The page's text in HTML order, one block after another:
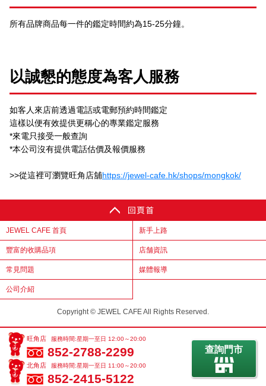
所有品牌商品每一件的鑑定時間約為15-25分鐘。
以誠懇的態度為客人服務
如客人來店前透過電話或電郵預約時間鑑定
這樣以便有效提供更稱心的專業鑑定服務
*來電只接受一般查詢
*本公司沒有提供電話估價及報價服務
>>從這裡可瀏覽旺角店舖https://jewel-cafe.hk/shops/mongkok/
JEWEL CAFE 首頁 新手上路
豐富的收購品項 店舗資訊
常見問題 媒體報導
公司介紹
Copyright © JEWEL CAFE All Rights Reserved.
旺角店 服務時間:星期一至日 12:00～20:00
852-2788-2299
北角店 服務時間:星期一至日 11:00～20:00
852-2415-5122
查詢門市